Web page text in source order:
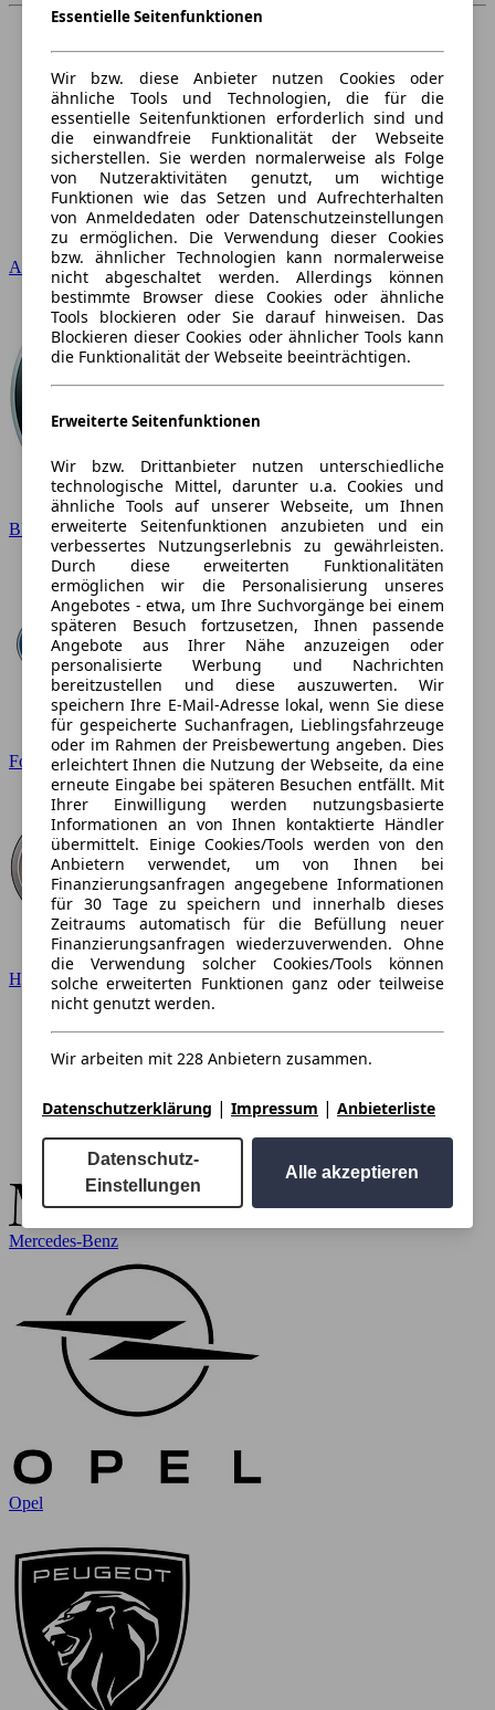
Audi
BMW
Ford
Hyundai
Mercedes-Benz
Opel
Essentielle Seitenfunktionen
Wir bzw. diese Anbieter nutzen Cookies oder
ähnliche Tools und Technologien, die für die
essentielle Seitenfunktionen erforderlich sind und
die einwandfreie Funktionalität der Webseite
sicherstellen. Sie werden normalerweise als Folge
von Nutzeraktivitäten genutzt, um wichtige
Funktionen wie das Setzen und Aufrechterhalten
von Anmeldedaten oder Datenschutzeinstellungen
zu ermöglichen. Die Verwendung dieser Cookies
bzw. ähnlicher Technologien kann normalerweise
nicht abgeschaltet werden. Allerdings können
bestimmte Browser diese Cookies oder ähnliche
Tools blockieren oder Sie darauf hinweisen. Das
Blockieren dieser Cookies oder ähnlicher Tools kann
die Funktionalität der Webseite beeinträchtigen.
Erweiterte Seitenfunktionen
Wir bzw. Drittanbieter nutzen unterschiedliche
technologische Mittel, darunter u.a. Cookies und
ähnliche Tools auf unserer Webseite, um Ihnen
erweiterte Seitenfunktionen anzubieten und ein
verbessertes Nutzungserlebnis zu gewährleisten.
Durch diese erweiterten Funktionalitäten
ermöglichen wir die Personalisierung unseres
Angebotes - etwa, um Ihre Suchvorgänge bei einem
späteren Besuch fortzusetzen, Ihnen passende
Angebote aus Ihrer Nähe anzuzeigen oder
personalisierte Werbung und Nachrichten
bereitzustellen und diese auszuwerten. Wir
speichern Ihre E-Mail-Adresse lokal, wenn Sie diese
für gespeicherte Suchanfragen, Lieblingsfahrzeuge
oder im Rahmen der Preisbewertung angeben. Dies
erleichtert Ihnen die Nutzung der Webseite, da eine
erneute Eingabe bei späteren Besuchen entfällt. Mit
Ihrer Einwilligung werden nutzungsbasierte
Informationen an von Ihnen kontaktierte Händler
übermittelt. Einige Cookies/Tools werden von den
Anbietern verwendet, um von Ihnen bei
Finanzierungsanfragen angegebene Informationen
für 30 Tage zu speichern und innerhalb dieses
Zeitraums automatisch für die Befüllung neuer
Finanzierungsanfragen wiederzuverwenden. Ohne
die Verwendung solcher Cookies/Tools können
solche erweiterten Funktionen ganz oder teilweise
nicht genutzt werden.
Wir arbeiten mit 228 Anbietern zusammen.
Datenschutzerklärung | Impressum | Anbieterliste
Datenschutz-
Einstellungen
Alle akzeptieren